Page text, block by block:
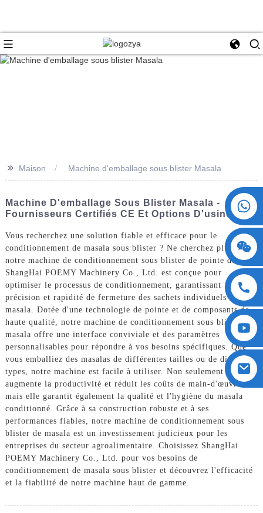
+86 15730993174
>> Maison Machine d'emballage sous blister Masala
Machine D'emballage Sous Blister Masala -
Fournisseurs Certifiés CE Et Options D'usine
Vous recherchez une solution fiable et efficace pour le
conditionnement de masala sous blister ? Ne cherchez plus :
notre machine de conditionnement sous blister de pointe de
ShangHai POEMY Machinery Co., Ltd. est conçue pour
optimiser le processus de conditionnement, garantissant
précision et rapidité de fermeture des sachets individuels de
masala. Dotée d'une technologie de pointe et de composants de
haute qualité, notre machine de conditionnement sous blister de
masala offre une interface conviviale et des paramètres
personnalisables pour répondre à vos besoins spécifiques. Que
vous emballiez des masalas de différentes tailles ou de différents
types, notre machine est facile à utiliser. Non seulement elle
augmente la productivité et réduit les coûts de main-d'œuvre,
mais elle garantit également la qualité et l'hygiène du masala
conditionné. Grâce à sa construction robuste et à ses
performances fiables, notre machine de conditionnement sous
blister de masala est un investissement judicieux pour les
entreprises du secteur agroalimentaire. Choisissez ShangHai
POEMY Machinery Co., Ltd. pour vos besoins de
conditionnement de masala sous blister et découvrez l'efficacité
et la fiabilité de notre machine haut de gamme.